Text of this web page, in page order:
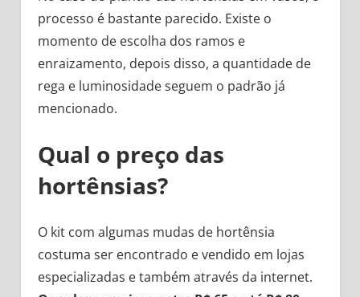
processo é bastante parecido. Existe o
momento de escolha dos ramos e
enraizamento, depois disso, a quantidade de
rega e luminosidade seguem o padrão já
mencionado.
Qual o preço das
hortênsias?
O kit com algumas mudas de hortênsia
costuma ser encontrado e vendido em lojas
especializadas e também através da internet.